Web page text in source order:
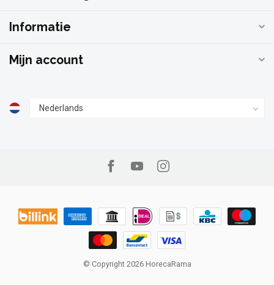
Informatie
Mijn account
© Copyright 2026 HorecaRama